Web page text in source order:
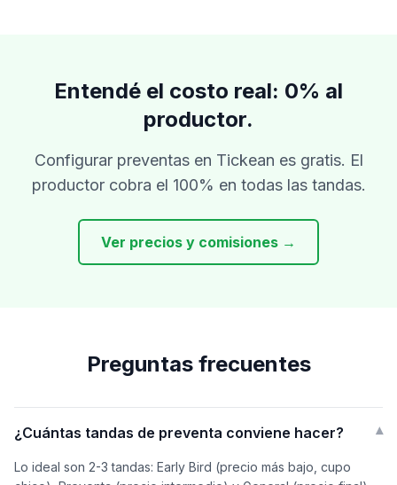
Entendé el costo real: 0% al
productor.
Configurar preventas en Tickean es gratis. El
productor cobra el 100% en todas las tandas.
Ver precios y comisiones →
Preguntas frecuentes
¿Cuántas tandas de preventa conviene hacer? ▾
Lo ideal son 2-3 tandas: Early Bird (precio más bajo, cupo